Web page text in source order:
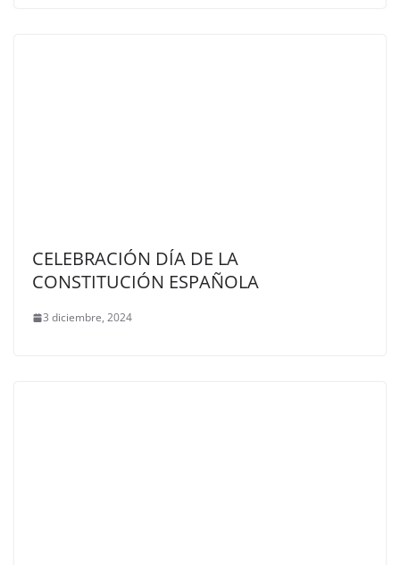
CELEBRACIÓN DÍA DE LA
CONSTITUCIÓN ESPAÑOLA
3 diciembre, 2024